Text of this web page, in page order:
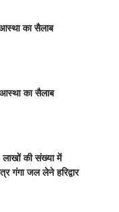
आस्था का सैलाब
का सैलाब
की संख्या में
गंगा जल लेने हरिद्वार